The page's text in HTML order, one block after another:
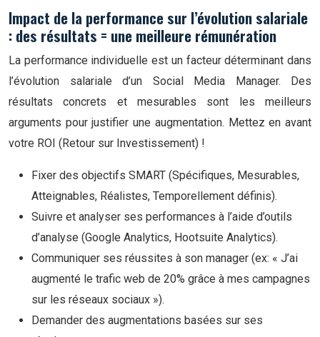
Impact de la performance sur l’évolution salariale
: des résultats = une meilleure rémunération
La performance individuelle est un facteur déterminant dans
l’évolution salariale d’un Social Media Manager. Des
résultats concrets et mesurables sont les meilleurs
arguments pour justifier une augmentation. Mettez en avant
votre ROI (Retour sur Investissement) !
Fixer des objectifs SMART (Spécifiques, Mesurables,
Atteignables, Réalistes, Temporellement définis).
Suivre et analyser ses performances à l’aide d’outils
d’analyse (Google Analytics, Hootsuite Analytics).
Communiquer ses réussites à son manager (ex: « J’ai
augmenté le trafic web de 20% grâce à mes campagnes
sur les réseaux sociaux »).
Demander des augmentations basées sur ses